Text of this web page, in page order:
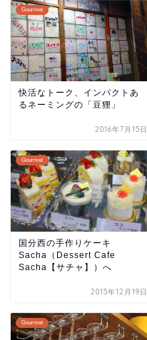
Gourmet
快活なトーク、インパクトあ
るネーミングの「豆狸」
2016年7月15日
Gourmet
国分西の手作りケーキ
Sacha（Dessert Cafe
Sacha【サチャ】）へ
2015年12月19日
Gourmet